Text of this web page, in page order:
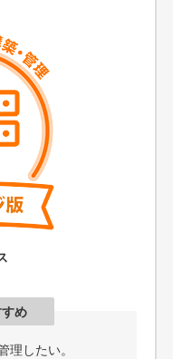
め
理したい。